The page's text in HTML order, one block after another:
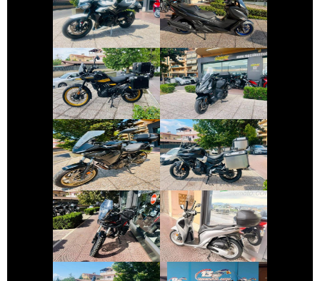
TRIUMPH
STREET-TRIPLE
BURGMAN-400-
650
ROYAL-ENFIELD
HIMALAYAN
€ 4.999 €
SYM MAXSYM-TL
€ 5.450 €
YAMAHA
TRACER
€ 7.990 €
VOGE VALICO
€ 3.450 €
MORBIDELLI
T352X
€ 5.190 €
HONDA SH
€ 2.490 €
€ 2.390 € € 5.890 €